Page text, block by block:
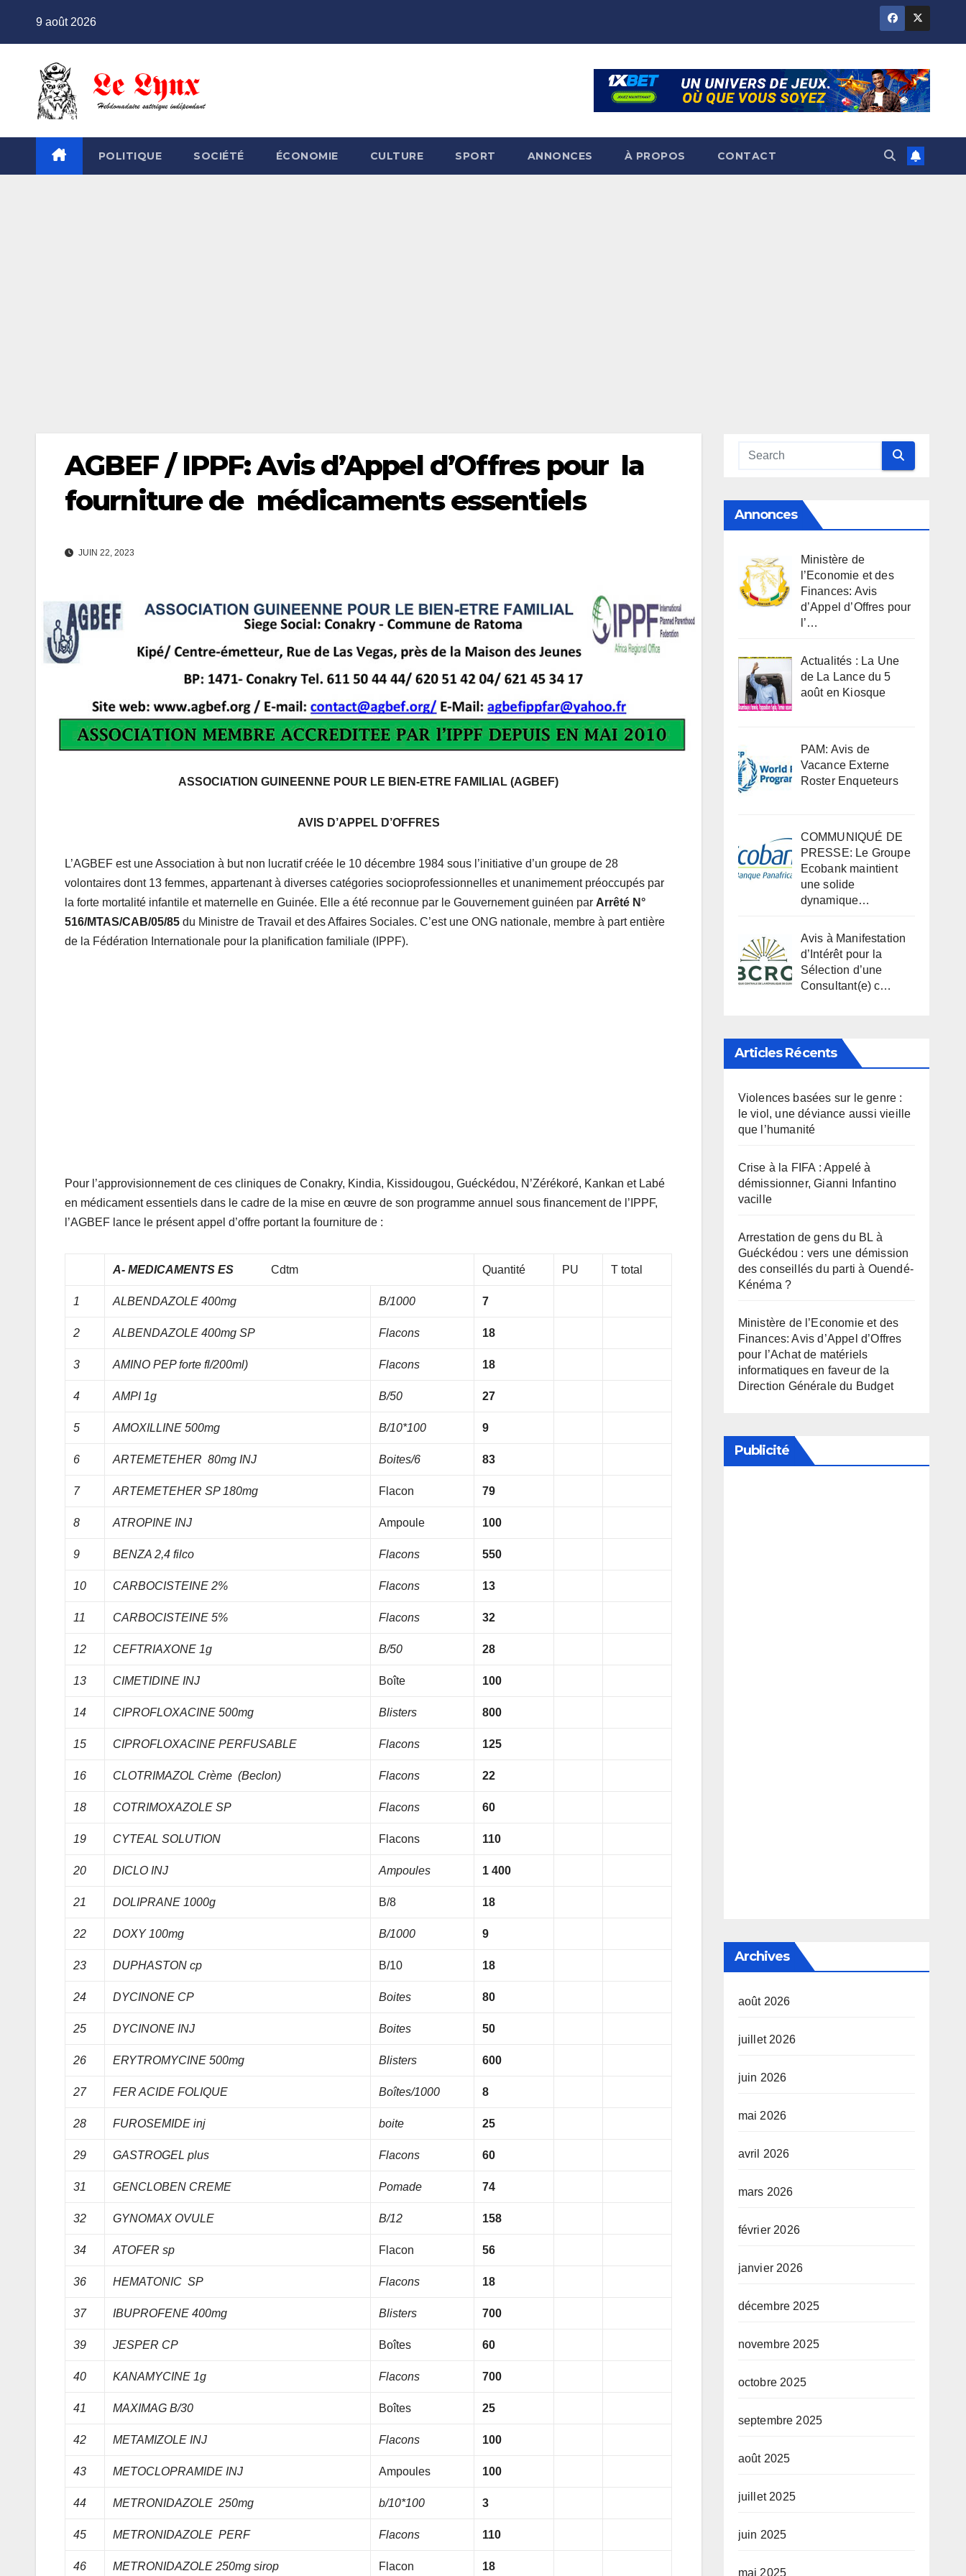
9 août 2026
POLITIQUE SOCIÉTÉ ÉCONOMIE CULTURE SPORT ANNONCES À PROPOS CONTACT
AGBEF / IPPF: Avis d’Appel d’Offres pour la
fourniture de médicaments essentiels
JUIN 22, 2023
ASSOCIATION GUINEENNE POUR LE BIEN-ETRE FAMILIAL (AGBEF)
AVIS D’APPEL D’OFFRES
L’AGBEF est une Association à but non lucratif créée le 10 décembre 1984 sous l’initiative d’un groupe de 28
volontaires dont 13 femmes, appartenant à diverses catégories socioprofessionnelles et unanimement préoccupés par
la forte mortalité infantile et maternelle en Guinée. Elle a été reconnue par le Gouvernement guinéen par Arrêté N°
516/MTAS/CAB/05/85 du Ministre de Travail et des Affaires Sociales. C’est une ONG nationale, membre à part entière
de la Fédération Internationale pour la planification familiale (IPPF).
Pour l’approvisionnement de ces cliniques de Conakry, Kindia, Kissidougou, Guéckédou, N’Zérékoré, Kankan et Labé
en médicament essentiels dans le cadre de la mise en œuvre de son programme annuel sous financement de l’IPPF,
l’AGBEF lance le présent appel d’offre portant la fourniture de :
A- MEDICAMENTS ES Cdtm Quantité PU T total
1 ALBENDAZOLE 400mg B/1000 7
2 ALBENDAZOLE 400mg SP Flacons 18
3 AMINO PEP forte fl/200ml) Flacons 18
4 AMPI 1g B/50 27
5 AMOXILLINE 500mg B/10*100 9
6 ARTEMETEHER 80mg INJ Boites/6 83
7 ARTEMETEHER SP 180mg Flacon 79
8 ATROPINE INJ Ampoule 100
9 BENZA 2,4 filco Flacons 550
10 CARBOCISTEINE 2% Flacons 13
11 CARBOCISTEINE 5% Flacons 32
12 CEFTRIAXONE 1g B/50 28
13 CIMETIDINE INJ Boîte 100
14 CIPROFLOXACINE 500mg Blisters 800
15 CIPROFLOXACINE PERFUSABLE Flacons 125
16 CLOTRIMAZOL Crème (Beclon) Flacons 22
18 COTRIMOXAZOLE SP Flacons 60
19 CYTEAL SOLUTION Flacons 110
20 DICLO INJ Ampoules 1 400
21 DOLIPRANE 1000g B/8 18
22 DOXY 100mg B/1000 9
23 DUPHASTON cp B/10 18
24 DYCINONE CP Boites 80
25 DYCINONE INJ Boites 50
26 ERYTROMYCINE 500mg Blisters 600
27 FER ACIDE FOLIQUE Boîtes/1000 8
28 FUROSEMIDE inj boite 25
29 GASTROGEL plus Flacons 60
31 GENCLOBEN CREME Pomade 74
32 GYNOMAX OVULE B/12 158
34 ATOFER sp Flacon 56
36 HEMATONIC SP Flacons 18
37 IBUPROFENE 400mg Blisters 700
39 JESPER CP Boîtes 60
40 KANAMYCINE 1g Flacons 700
41 MAXIMAG B/30 Boîtes 25
42 METAMIZOLE INJ Flacons 100
43 METOCLOPRAMIDE INJ Ampoules 100
44 METRONIDAZOLE 250mg b/10*100 3
45 METRONIDAZOLE PERF Flacons 110
46 METRONIDAZOLE 250mg sirop Flacon 18
Annonces
Ministère de
l’Economie et des
Finances: Avis
d’Appel d’Offres pour
l’…
Actualités : La Une
de La Lance du 5
août en Kiosque
PAM: Avis de
Vacance Externe
Roster Enqueteurs
COMMUNIQUÉ DE
PRESSE: Le Groupe
Ecobank maintient
une solide
dynamique…
Avis à Manifestation
d’Intérêt pour la
Sélection d’une
Consultant(e) c…
Articles Récents
Violences basées sur le genre :
le viol, une déviance aussi vieille
que l’humanité
Crise à la FIFA : Appelé à
démissionner, Gianni Infantino
vacille
Arrestation de gens du BL à
Guéckédou : vers une démission
des conseillés du parti à Ouendé-
Kénéma ?
Ministère de l’Economie et des
Finances: Avis d’Appel d’Offres
pour l’Achat de matériels
informatiques en faveur de la
Direction Générale du Budget
Publicité
Archives
août 2026
juillet 2026
juin 2026
mai 2026
avril 2026
mars 2026
février 2026
janvier 2026
décembre 2025
novembre 2025
octobre 2025
septembre 2025
août 2025
juillet 2025
juin 2025
mai 2025